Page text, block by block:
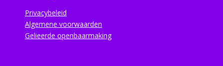
Privacybeleid
Algemene voorwaarden
Gelieerde openbaarmaking